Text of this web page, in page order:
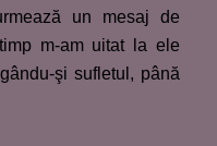
un mesaj de
m-am uitat la ele
şi sufletul, până